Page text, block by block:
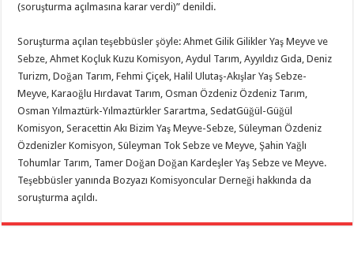
(soruşturma açılmasına karar verdi)” denildi.
Soruşturma açılan teşebbüsler şöyle: Ahmet Gilik Gilikler Yaş Meyve ve
Sebze, Ahmet Koçluk Kuzu Komisyon, Aydul Tarım, Ayyıldız Gıda, Deniz
Turizm, Doğan Tarım, Fehmi Çiçek, Halil Ulutaş-Akışlar Yaş Sebze-
Meyve, Karaoğlu Hırdavat Tarım, Osman Özdeniz Özdeniz Tarım,
Osman Yılmaztürk-Yılmaztürkler Sarartma, SedatGüğül-Güğül
Komisyon, Seracettin Akı Bizim Yaş Meyve-Sebze, Süleyman Özdeniz
Özdenizler Komisyon, Süleyman Tok Sebze ve Meyve, Şahin Yağlı
Tohumlar Tarım, Tamer Doğan Doğan Kardeşler Yaş Sebze ve Meyve.
Teşebbüsler yanında Bozyazı Komisyoncular Derneği hakkında da
soruşturma açıldı.